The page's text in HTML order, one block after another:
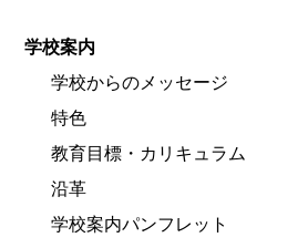
学校案内
学校からのメッセージ
特色
教育目標・カリキュラム
沿革
学校案内パンフレット